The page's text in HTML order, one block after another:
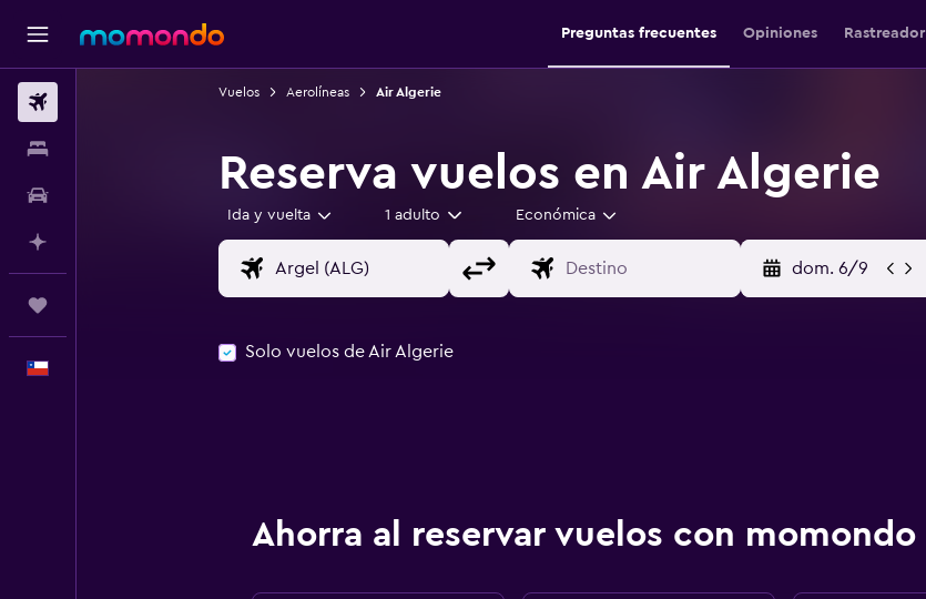
Preguntas frecuentes Opiniones Rastreador
Vuelos Aerolíneas Air Algerie
Reserva vuelos en Air Algerie
Ida y vuelta 1 adulto Económica
dom. 6/9
Solo vuelos de Air Algerie
Ahorra al reservar vuelos con momondo